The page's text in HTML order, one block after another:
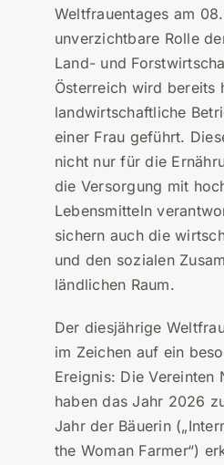
Weltfrauentages am
unverzichtbare Rolle
Land- und
Österreich wird bereits
landwirtschaftliche
einer Frau geführt.
nicht nur für die
die Versorgung mit
Lebensmitteln
sichern auch die
und den sozialen
ländlichen Raum.
Der diesjährige
im Zeichen auf ein
Ereignis: Die Vereinten
haben das Jahr 2026
Jahr der Bäuerin
the Woman Farmer“)